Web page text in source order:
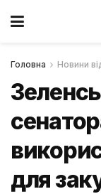
Головна Новини
для